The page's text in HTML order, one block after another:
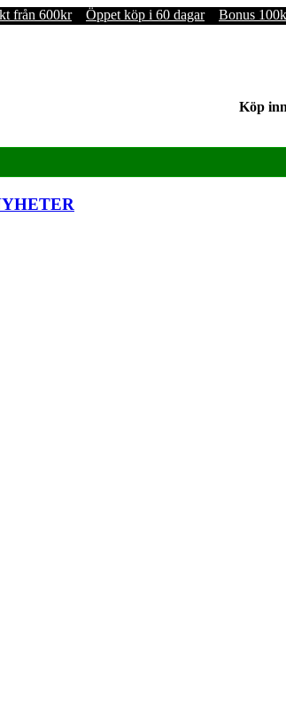
från 600kr Öppet köp i 60 dagar Bonus
Köp